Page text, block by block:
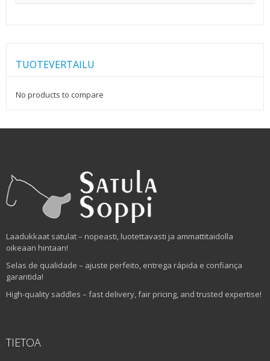
TUOTEVERTAILU
No products to compare
Laadukkaat satulat – nopeasti, luotettavasti ja ammattitaidolla
oikeaan hintaan!
Selas de qualidade – ajuste perfeito, entrega rápida e confiança
garantida!
High-quality saddles – fast delivery, fair pricing, and trusted expertise!
TIETOA